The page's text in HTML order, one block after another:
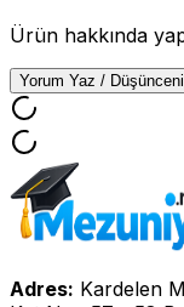
Ürün hakkında
Yorum Yaz /
Adres: Kardelen